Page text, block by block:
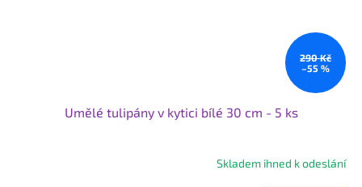
290 Kč
–55 %
Umělé tulipány v kytici bílé 30 cm - 5 ks
Skladem ihned k odeslání